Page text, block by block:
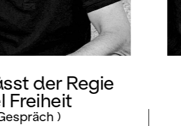
der Regie
Freiheit
)